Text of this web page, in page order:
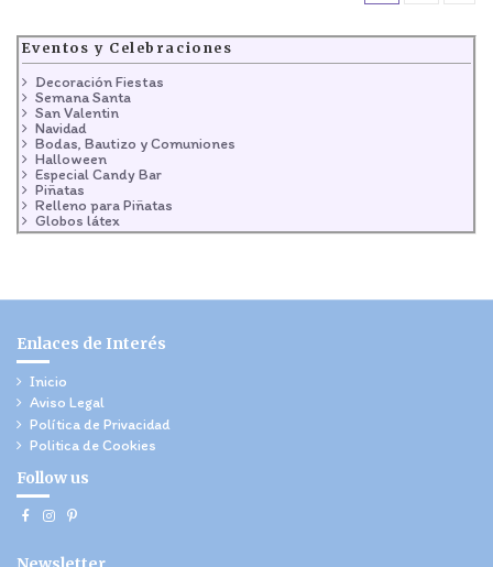
Eventos y Celebraciones
Decoración Fiestas
Semana Santa
San Valentin
Navidad
Bodas, Bautizo y Comuniones
Halloween
Especial Candy Bar
Piñatas
Relleno para Piñatas
Globos látex
Enlaces de Interés
Inicio
Aviso Legal
Política de Privacidad
Politica de Cookies
Follow us